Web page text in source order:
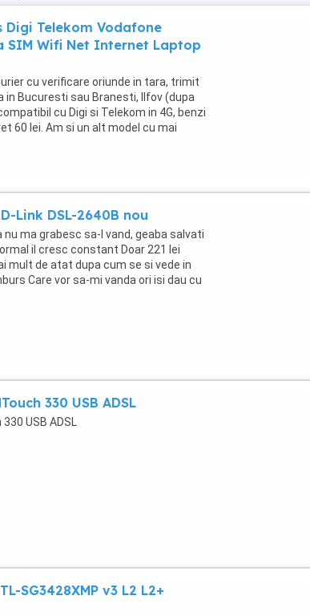
Digi Telekom Vodafone
SIM Wifi Net Internet Laptop
cu verificare oriunde in tara, trimit
in Bucuresti sau Branesti, Ilfov (dupa
cu Digi si Telekom in 4G, benzi
60 lei. Am si un alt model cu mai
Link DSL-2640B nou
ma grabesc sa-l vand, geaba salvati
il cresc constant Doar 221 lei
mult de atat dupa cum se si vede in
Care vor sa-mi vanda ori isi dau cu
330 USB ADSL
USB ADSL
SG3428XMP v3 L2 L2+